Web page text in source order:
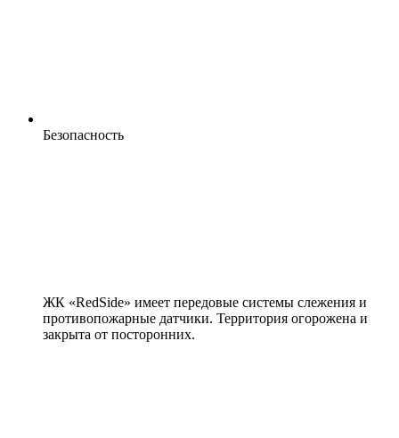
Безопасность
ЖК «RedSide» имеет передовые системы слежения и
противопожарные датчики. Территория огорожена и
закрыта от посторонних.